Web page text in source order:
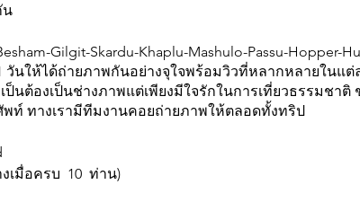
น
Gilgit-Skardu-Khaplu-Mashulo-Passu-Hopper-
วันให้ได้ถ่ายภาพกันอย่างจุใจพร้อมวิวที่หลากหลายในแต่
นต้องเป็นช่างภาพแต่เพียงมีใจรักในการเที่ยวธรรมชา
พท์ ทางเรามีทีมงานคอยถ่ายภาพให้ตลอดทั้งทริป
งเมื่อครบ 10 ท่าน)